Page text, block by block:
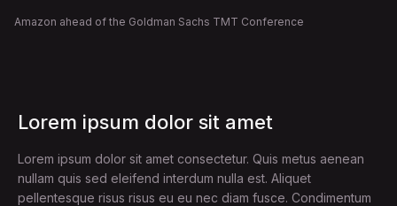
Amazon ahead of the Goldman Sachs TMT Conference
Lorem ipsum dolor sit amet
Lorem ipsum dolor sit amet consectetur. Quis metus aenean
nullam quis sed eleifend interdum nulla est. Aliquet
pellentesque risus risus eu eu nec diam fusce. Condimentum